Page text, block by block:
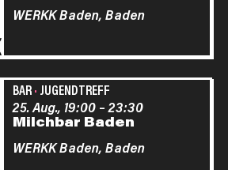
WERKK Baden, Baden
BAR· JUGENDTREFF
Milchbar Baden
25. Aug., 19:00–23:30
WERKK Baden, Baden